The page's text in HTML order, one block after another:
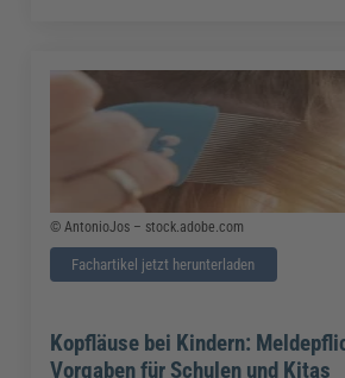
© AntonioJos – stock.adobe.com
Fachartikel jetzt herunterladen
Kopfläuse bei Kindern:
Vorgaben für Schulen und Kitas